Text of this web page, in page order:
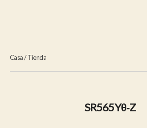
Casa/Tienda
SR565Yθ‐Z